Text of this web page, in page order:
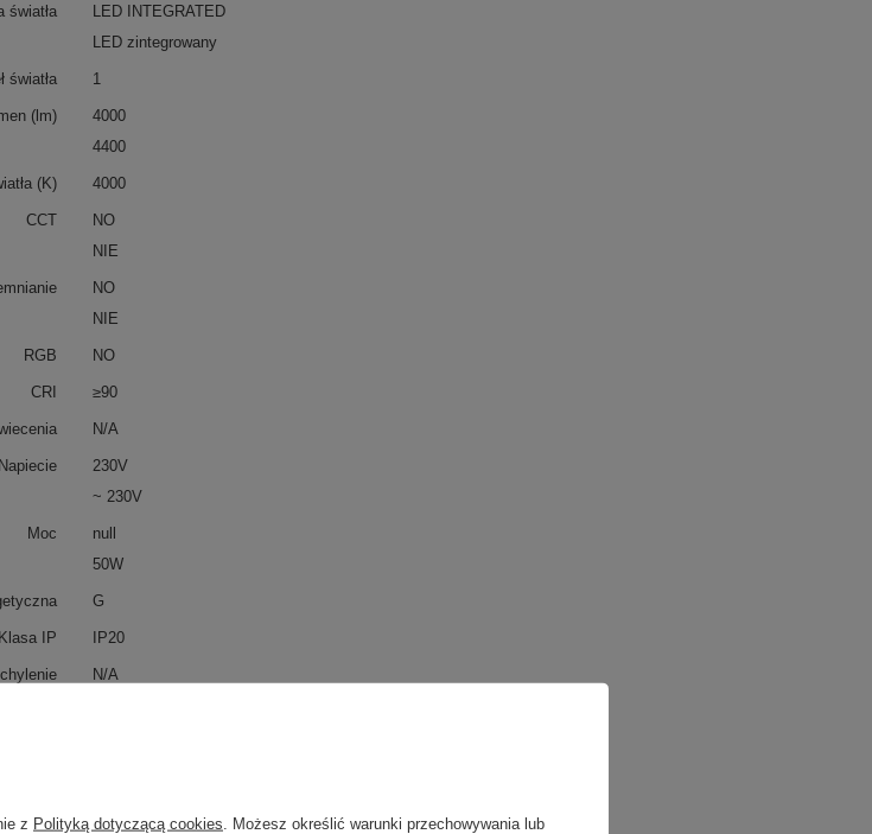
światła
LED INTEGRATED
LED zintegrowany
światła 1
(lm)
4000
4400
(K) 4000
CCT
NO
NIE
NO
NIE
RGB NO
CRI ≥90
N/A
Napiecie
230V
~ 230V
Moc
null
50W
G
Klasa IP IP20
N/A
NIE
z Polityką dotyczącą cookies . Możesz określić warunki przechowywania lub